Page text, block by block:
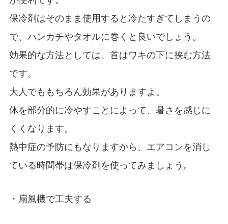
保冷剤はそのまま使用すると冷たすぎてしまうの
で、ハンカチやタオルに巻くと良いでしょう。
効果的な方法としては、首はワキの下に挟む方法
です。
大人でももちろん効果がありますよ。
体を部分的に冷やすことによって、暑さを感じに
くくなります。
熱中症の予防にもなりますから、エアコンを消し
ている時間帯は保冷剤を使ってみましょう。
・扇風機で工夫する